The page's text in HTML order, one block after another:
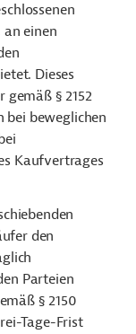
einen
Dieses
gemäß § 2152
bei beweglichen
Kaufvertrages
den
Parteien
§ 2150
Tage-Frist